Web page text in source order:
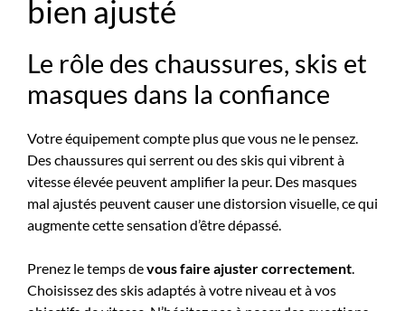
bien ajusté
Le rôle des chaussures, skis et
masques dans la confiance
Votre équipement compte plus que vous ne le pensez.
Des chaussures qui serrent ou des skis qui vibrent à
vitesse élevée peuvent amplifier la peur. Des masques
mal ajustés peuvent causer une distorsion visuelle, ce qui
augmente cette sensation d’être dépassé.
Prenez le temps devous faire ajuster correctement.
Choisissez des skis adaptés à votre niveau et à vos